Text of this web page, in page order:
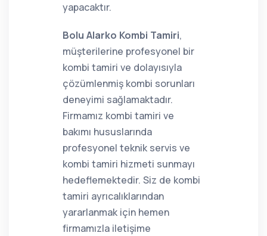
yapacaktır.
Bolu Alarko Kombi Tamiri,
müşterilerine profesyonel bir
kombi tamiri ve dolayısıyla
çözümlenmiş kombi sorunları
deneyimi sağlamaktadır.
Firmamız kombi tamiri ve
bakımı hususlarında
profesyonel teknik servis ve
kombi tamiri hizmeti sunmayı
hedeflemektedir. Siz de kombi
tamiri ayrıcalıklarından
yararlanmak için hemen
firmamızla iletişime